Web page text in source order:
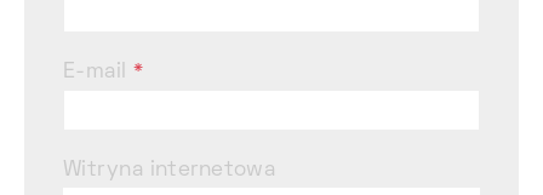
E-mail*
Witryna internetowa